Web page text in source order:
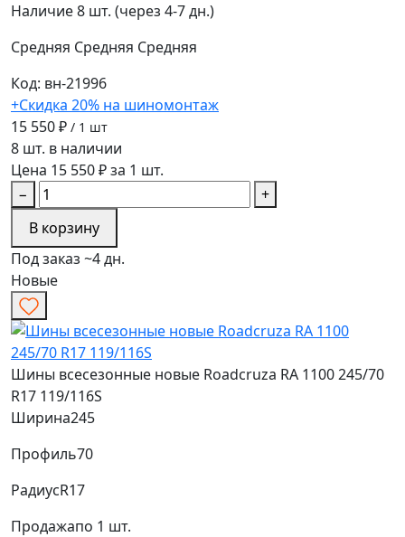
Наличие8 шт. (через 4-7 дн.)
Средняя Средняя Средняя
Код: вн-21996
+Скидка 20% на шиномонтаж
15 550 ₽ / 1 шт
8 шт. в наличии
Цена 15 550 ₽ за 1 шт.
−
+
В корзину
Под заказ ~4 дн.
Новые
Шины всесезонные новые Roadcruza RA 1100 245/70
R17 119/116S
Ширина245
Профиль70
РадиусR17
Продажапо 1 шт.